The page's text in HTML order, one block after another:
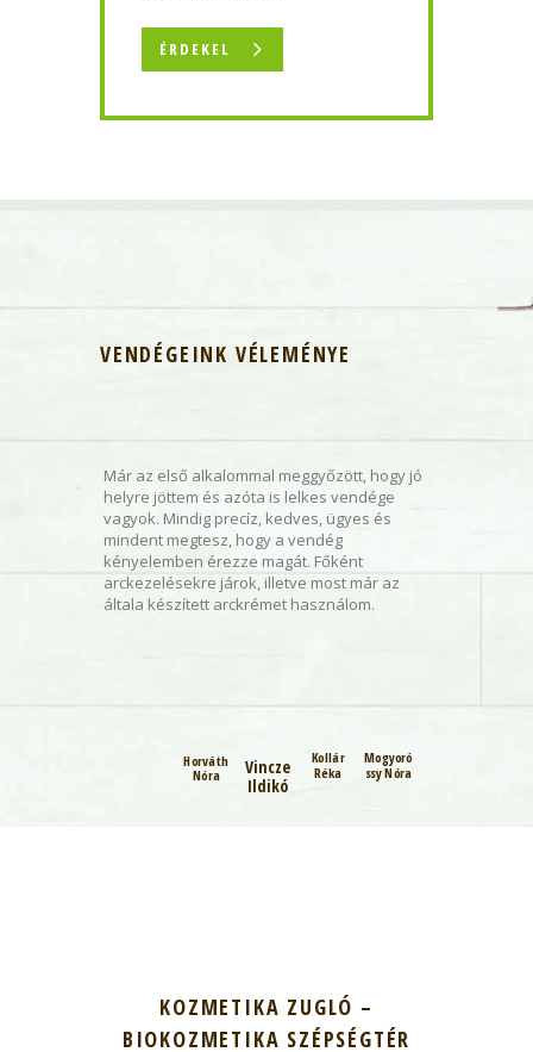
ÉRDEKEL
VENDÉGEINK VÉLEMÉNYE
hálás
Már az első alkalommal meggyőzött, hogy jó
helyre jöttem és azóta is lelkes vendége
vagyok. Mindig precíz, kedves, ügyes és
mindent megtesz, hogy a vendég
kényelemben érezze magát. Főként
arckezelésekre járok, illetve most már az
általa készített arckrémet használom.
Horváth
Nóra
Vincze
Ildikó
Kollár
Réka
Mogyoró
ssy Nóra
KOZMETIKA ZUGLÓ –
BIOKOZMETIKA SZÉPSÉGTÉR